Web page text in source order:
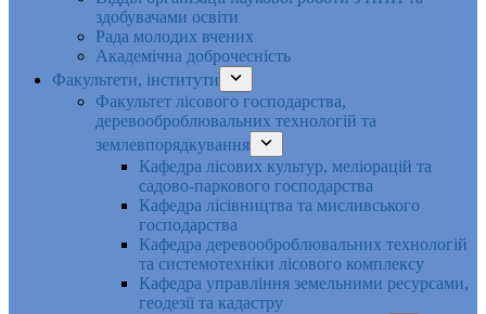
здобувачами освіти
Рада молодих вчених
Академічна доброчесність
Факультети, інститути
Факультет лісового господарства,
деревооброблювальних технологій та
землевпорядкування
Кафедра лісових культур, меліорацій та
садово-паркового господарства
Кафедра лісівництва та мисливського
господарства
Кафедра деревооброблювальних технологій
та системотехніки лісового комплексу
Кафедра управління земельними ресурсами,
геодезії та кадастру